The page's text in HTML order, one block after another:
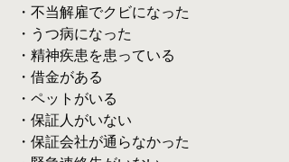
・不当解雇でクビになった
・うつ病になった
・精神疾患を患っている
・借金がある
・ペットがいる
・保証人がいない
・保証会社が通らなかった